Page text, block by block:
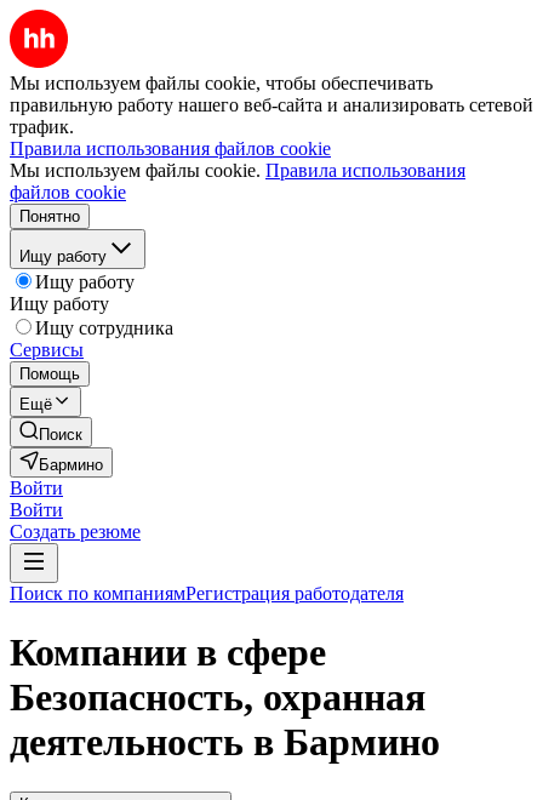
Мы используем файлы cookie, чтобы обеспечивать
правильную работу нашего веб-сайта и анализировать сетевой
трафик.
Правила использования файлов cookie
Мы используем файлы cookie. Правила использования
файлов cookie
Понятно
Ищу работу
Ищу работу
Ищу работу
Ищу сотрудника
Сервисы
Помощь
Ещё
Поиск
Бармино
Войти
Войти
Создать резюме
Поиск по компаниямРегистрация работодателя
Компании в сфере
Безопасность, охранная
деятельность в Бармино